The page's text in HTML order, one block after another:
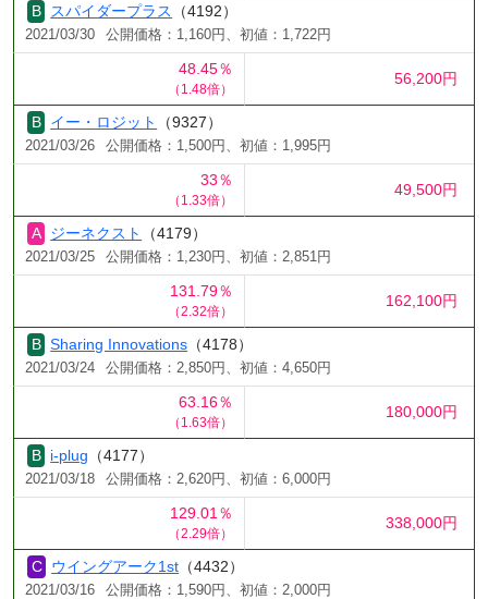
スパイダープラス （4192）
2021/03/30 公開価格：1,160円、初値：1,722円
48.45％
（1.48倍）
56,200円
イー・ロジット （9327）
2021/03/26 公開価格：1,500円、初値：1,995円
33％
（1.33倍）
49,500円
ジーネクスト （4179）
2021/03/25 公開価格：1,230円、初値：2,851円
131.79％
（2.32倍）
162,100円
Sharing Innovations （4178）
2021/03/24 公開価格：2,850円、初値：4,650円
63.16％
（1.63倍）
180,000円
i-plug （4177）
2021/03/18 公開価格：2,620円、初値：6,000円
129.01％
（2.29倍）
338,000円
ウイングアーク1st （4432）
2021/03/16 公開価格：1,590円、初値：2,000円